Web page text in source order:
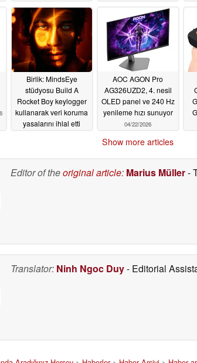
Birlik: MindsEye
stüdyosu Build A
Rocket Boy keylogger
kullanarak veri koruma
yasalarını ihlal etti
AOC AGON Pro
AG326UZD2, 4. nesil
OLED panel ve 240 Hz
yenileme hızı sunuyor
04/22/2026
Show more articles
Editor of theoriginal article: Marius Müller-
Translator: Ninh Ngoc Duy- Editorial